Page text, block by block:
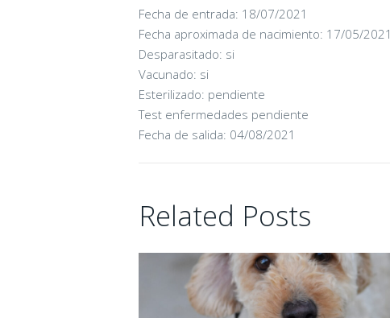
Fecha de entrada: 18/07/2021
Fecha aproximada de nacimiento: 17/05/2021
Desparasitado: si
Vacunado: si
Esterilizado: pendiente
Test enfermedades pendiente
Fecha de salida: 04/08/2021
Related Posts
CANDY
16/06/2026